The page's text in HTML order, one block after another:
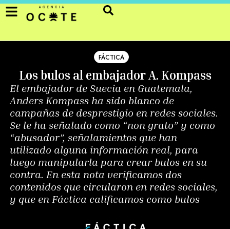
FÁCTICA
Los bulos al embajador A. Kompass
El embajador de Suecia en Guatemala,
Anders Kompass ha sido blanco de
campañas de desprestigio en redes sociales.
Se le ha señalado como “non grato” y como
“abusador”, señalamientos que han
utilizado alguna información real, para
luego manipularla para crear bulos en su
contra. En esta nota verificamos dos
contenidos que circularon en redes sociales,
y que en Fáctica calificamos como bulos